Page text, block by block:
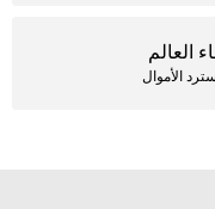
العالم
الأموال